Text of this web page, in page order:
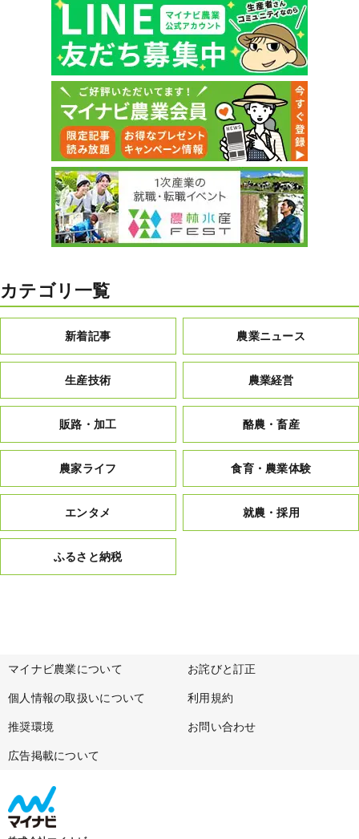
カテゴリ一覧
新着記事 農業ニュース
生産技術 農業経営
販路・加工 酪農・畜産
農家ライフ 食育・農業体験
エンタメ 就農・採用
ふるさと納税
マイナビ農業について お詫びと訂正
個人情報の取扱いについて 利用規約
推奨環境 お問い合わせ
広告掲載について